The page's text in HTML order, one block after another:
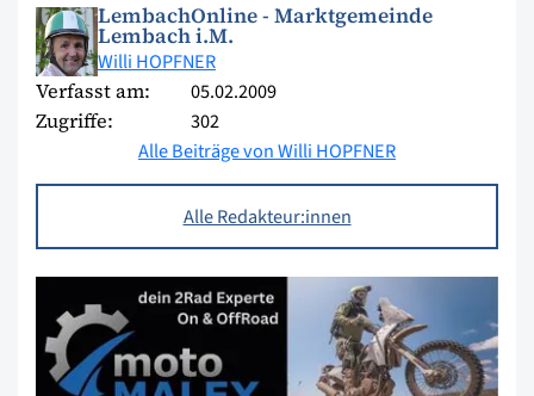
LembachOnline - Marktgemeinde
Lembach i.M.
Willi HOPFNER
Verfasst am: 05.02.2009
Zugriffe:
302
Alle Beiträge von Willi HOPFNER
Alle Redakteur:innen